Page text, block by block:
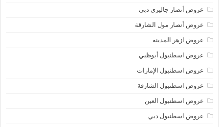
عروض أنصار جاليري دبي
عروض أنصار مول الشارقة
عروض ازهر المدينة
عروض اسطنبول أبوظبي
عروض اسطنبول الإمارات
عروض اسطنبول الشارقة
عروض اسطنبول العين
عروض اسطنبول دبي